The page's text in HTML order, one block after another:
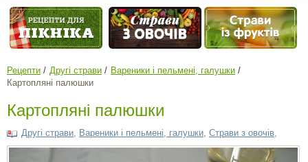
Рецепти Другі страви
Вареники і пельмені, галушки
Картопляні палюшки
Картопляні палюшки
Другі страви Вареники і пельмені, галушки Страви з овочів